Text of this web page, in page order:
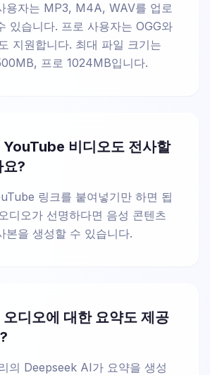
용자는 MP3, M4A, WAV를 업로
있습니다. 프로 사용자는 OGG와
지원합니다. 최대 파일 크기는
프로 1024MB입니다.
YouTube 비디오도 전사할
요?
링크를 붙여넣기만 하면 됩
디오가 선명하다면 음성 콘텐츠
본을 생성할 수 있습니다.
오디오에 대한 요약도 제공
의 Deepseek AI가 요약을 생성